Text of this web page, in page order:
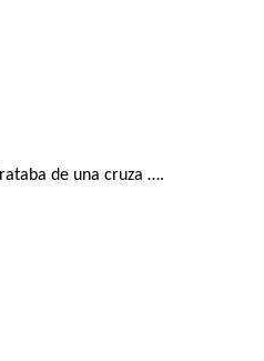
de una cruza ….